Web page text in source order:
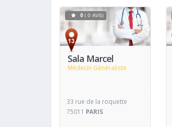
Sala Marcel
Médecin Généraliste
Voir
0 ( 0 AVIS)
33 rue de la roquette
75011 PARIS
Fiche